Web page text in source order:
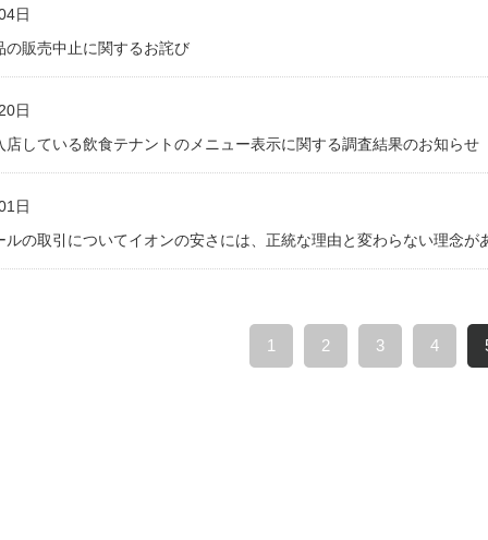
日
の販売中止に関するお詫び
日
店している飲食テナントのメニュー表示に関する調査結果のお知らせ
日
ルの取引についてイオンの安さには、正統な理由と変わらない理念が
1 2 3 4